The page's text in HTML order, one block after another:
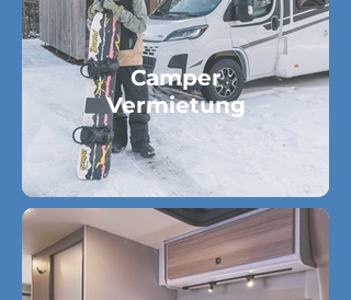
Camper
Vermietung